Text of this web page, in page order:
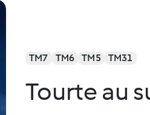
TM7 TM6 TM5 TM31
Tourte au